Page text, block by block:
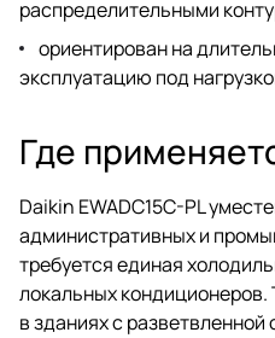
распределительными
ориентирован на
эксплуатацию под
Где
Daikin EWADC15C-PL
административных и
требуется единая
локальных
в зданиях с